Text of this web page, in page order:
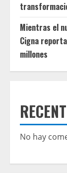
Mientras el
Cigna
millones
No hay